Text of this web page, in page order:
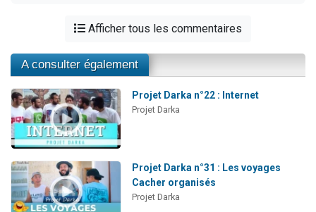
Afficher tous les commentaires
A consulter également
Projet Darka n°22 : Internet
Projet Darka
Projet Darka n°31 : Les voyages
Cacher organisés
Projet Darka